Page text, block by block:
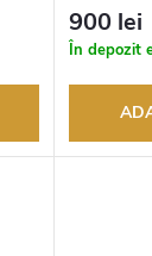
Până la
returnarea
autorizat
900 lei
În depozit